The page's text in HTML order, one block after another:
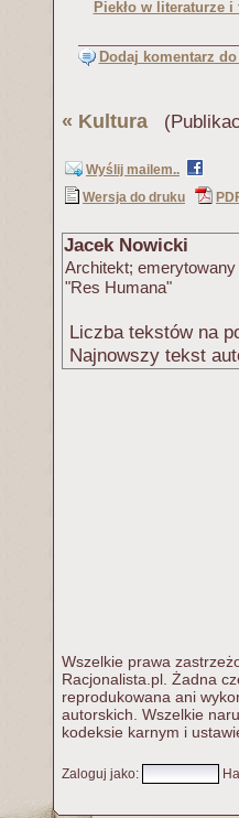
Piekło w literaturze
Dodaj komentarz
« Kultura
Wyślij mailem..
Wersja do druku
Jacek Nowicki
Architekt; emerytowany
"Res Humana"
Liczba tekstów na
Najnowszy tekst
Wszelkie prawa
Racjonalista.pl. Żadna
reprodukowana ani
autorskich. Wszelkie
kodeksie karnym i
Zaloguj jako: